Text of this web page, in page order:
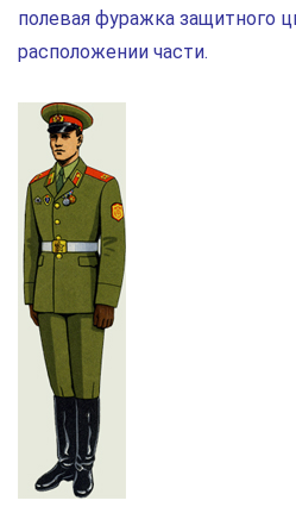
полевая фуражка защитного
расположении части.